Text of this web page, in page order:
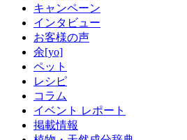
キャンペーン
インタビュー
お客様の声
余[yo]
ペット
レシピ
コラム
イベント レポート
掲載情報